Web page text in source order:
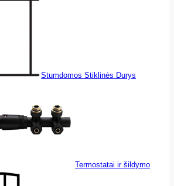
Stumdomos Stiklinės Durys
Termostatai ir šildymo